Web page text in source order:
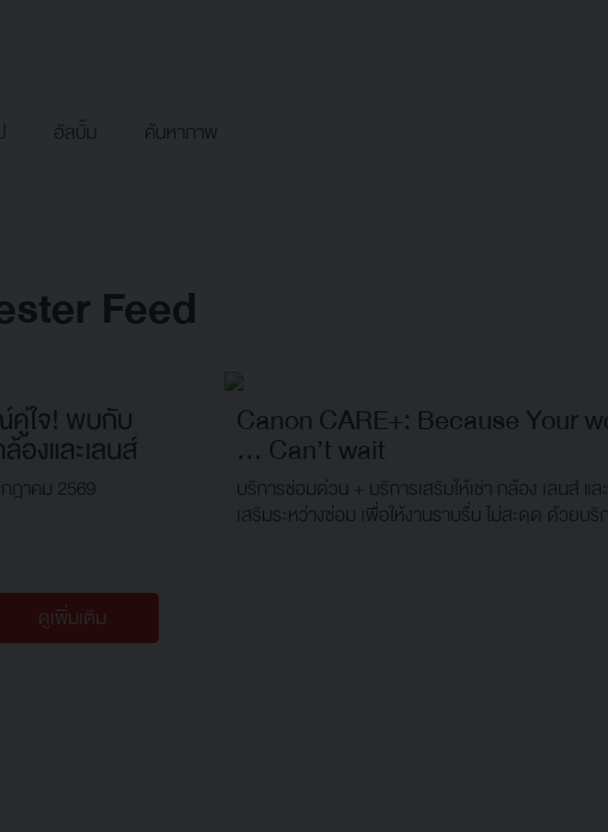
อัลบั้ม ค้นหาภาพ
Feed
คู่ใจ! พบกับ
องและเลนส์
ฎาคม 2569
Canon CARE+: Because Your
… Can’t wait
บริการซ่อมด่วน + บริการเสริมให้เช่า กล้อง เลนส์ แ
เสริมระหว่างซ่อม เพื่อให้งานราบรื่น ไม่สะดุด ด้วยบริ
ดูเพิ่มเติม